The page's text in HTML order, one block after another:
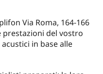
Via Roma, 164-166
del vostro
in base alle